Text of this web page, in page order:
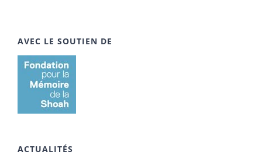
AVEC LE SOUTIEN DE
ACTUALITÉS